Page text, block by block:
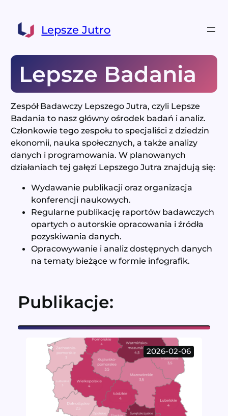
treści
Lepsze Jutro
Lepsze Badania
Zespół Badawczy Lepszego Jutra, czyli Lepsze
Badania to nasz główny ośrodek badań i analiz.
Członkowie tego zespołu to specjaliści z dziedzin
ekonomii, nauka społecznych, a także analizy
danych i programowania. W planowanych
działaniach tej gałęzi Lepszego Jutra znajdują się:
Wydawanie publikacji oraz organizacja
konferencji naukowych.
Regularne publikację raportów badawczych
opartych o autorskie opracowania i źródła
pozyskiwania danych.
Opracowywanie i analiz dostępnych danych
na tematy bieżące w formie infografik.
Publikacje:
2026-02-06